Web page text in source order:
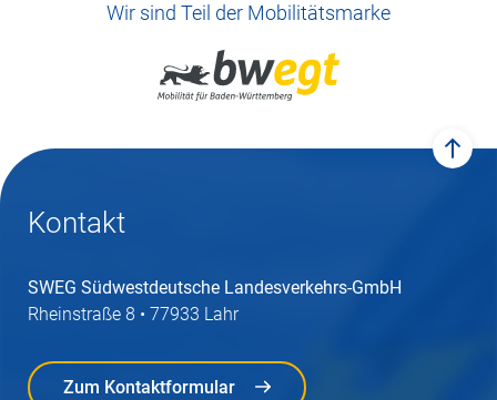
Wir sind Teil der Mobilitätsmarke
zum
Kontakt
SWEG Südwestdeutsche Landesverkehrs-GmbH
Rheinstraße 8 • 77933 Lahr
Zum Kontaktformular